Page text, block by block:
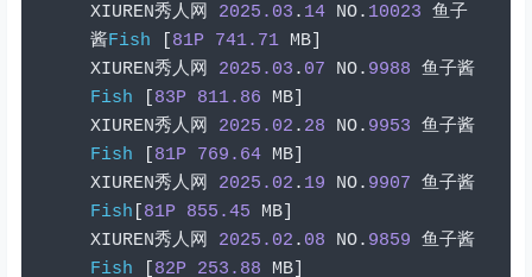
XIUREN秀人网 2025.03 . 14 NO. 10023 鱼子
酱Fish 81P 741.71 MB]
XIUREN秀人网 2025.03 . 07 NO. 9988 鱼子酱
Fish
83P 811.86 MB]
XIUREN秀人网 2025.02 . 28 NO. 9953 鱼子酱
Fish
81P 769.64 MB]
XIUREN秀人网 2025.02 . 19 NO. 9907 鱼子酱
Fish
81P 855.45 MB]
XIUREN秀人网 2025.02 . 08 NO. 9859 鱼子酱
Fish
82P 253.88 MB]